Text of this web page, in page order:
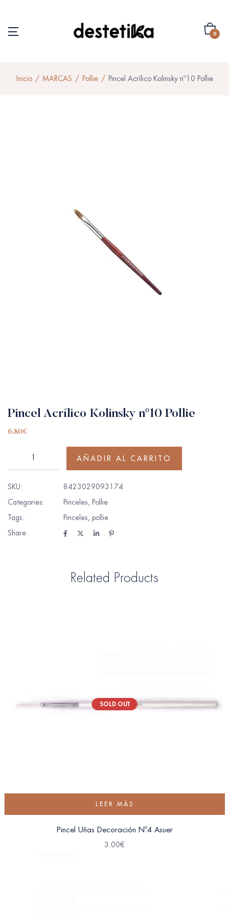
0
Inicio MARCAS Pollie Pincel Acrílico Kolinsky nº10 Pollie
Pincel Acrílico Kolinsky nº10 Pollie
6.80€
AÑADIR AL CARRITO
SKU:
8423029093174
Categories:
Pinceles, Pollie
Tags:
Pinceles, pollie
Share:
Related Products
SOLD OUT
LEER MÁS
Pincel Uñas Decoración Nº4 Asuer
3.00€